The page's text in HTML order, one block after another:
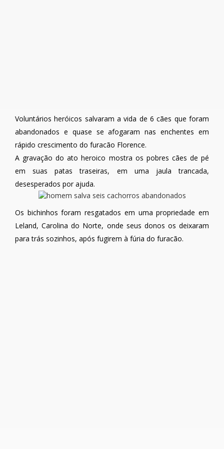
Voluntários heróicos salvaram a vida de 6 cães que foram
abandonados e quase se afogaram nas enchentes em
rápido crescimento do furacão Florence.
A gravação do ato heroico mostra os pobres cães de pé
em suas patas traseiras, em uma jaula trancada,
desesperados por ajuda.
Os bichinhos foram resgatados em uma propriedade em
Leland, Carolina do Norte, onde seus donos os deixaram
para trás sozinhos, após fugirem à fúria do furacão.